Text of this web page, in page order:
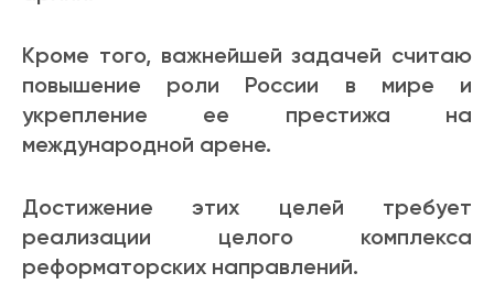
Кроме того, важнейшей задачей считаю
повышение роли России в мире и
укрепление ее престижа на
международной арене.
Достижение этих целей требует
реализации целого комплекса
реформаторских направлений.